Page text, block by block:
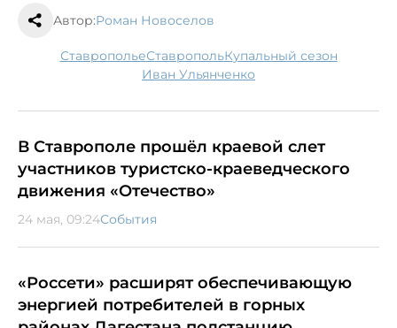
Автор:Роман Новоселов
Ставрополье Ставрополь купальный сезон
Иван Ульянченко
В Ставрополе прошёл краевой слет
участников туристско-краеведческого
движения «Отечество»
24 мая, 09:24События
«Россети» расширят обеспечивающую
энергией потребителей в горных